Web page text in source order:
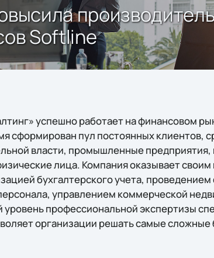
Softline
успешно работает на финансовом
сформирован пул постоянных клиентов,
власти, промышленные
лица. Компания оказывает
бухгалтерского учета,
управлением коммерческой
профессиональной экспертизы
организации решать самые сложные